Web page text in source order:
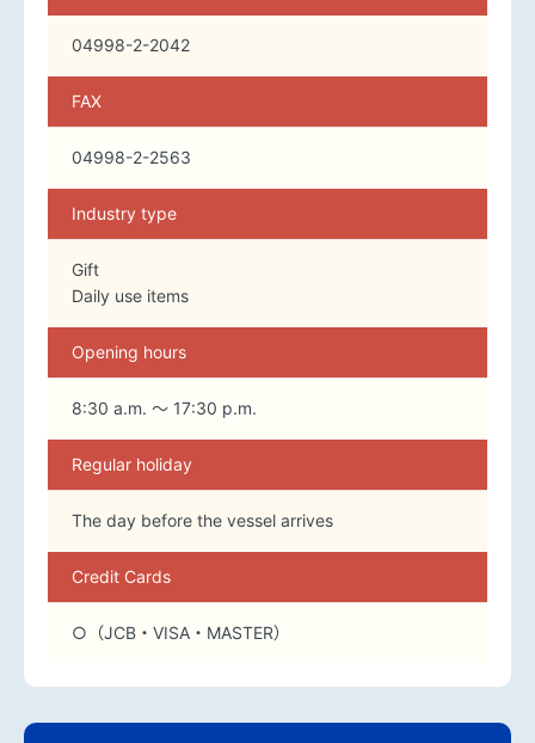
04998-2-2042
FAX
04998-2-2563
Industry type
Gift
Daily use items
Opening hours
8:30 a.m. ～ 17:30 p.m.
Regular holiday
The day before the vessel arrives
Credit Cards
○（JCB・VISA・MASTER）